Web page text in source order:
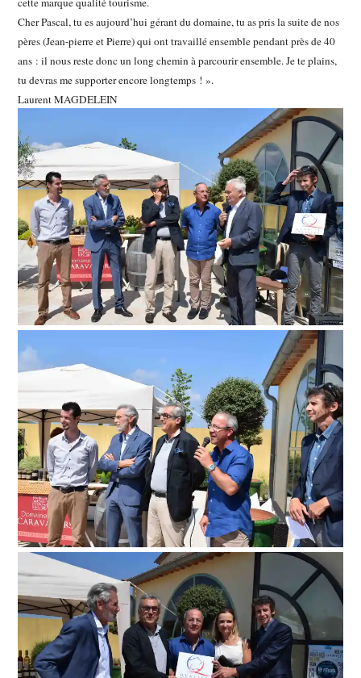
Cher Pascal, tu es aujourd’hui gérant du domaine, tu as pris la suite de nos
pères (Jean-pierre et Pierre) qui ont travaillé ensemble pendant près de 40
ans : il nous reste donc un long chemin à parcourir ensemble. Je te plains,
tu devras me supporter encore longtemps ! ».
Laurent MAGDELEIN